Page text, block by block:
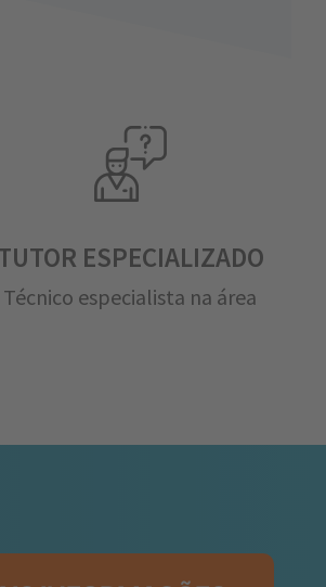
ESPECIALIZADO
Técnico especialista na área